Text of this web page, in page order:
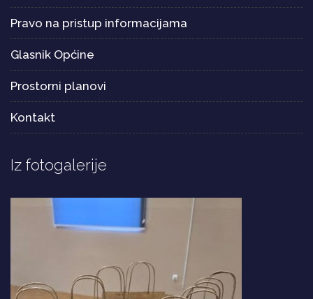
Pravo na pristup informacijama
Glasnik Općine
Prostorni planovi
Kontakt
Iz fotogalerije